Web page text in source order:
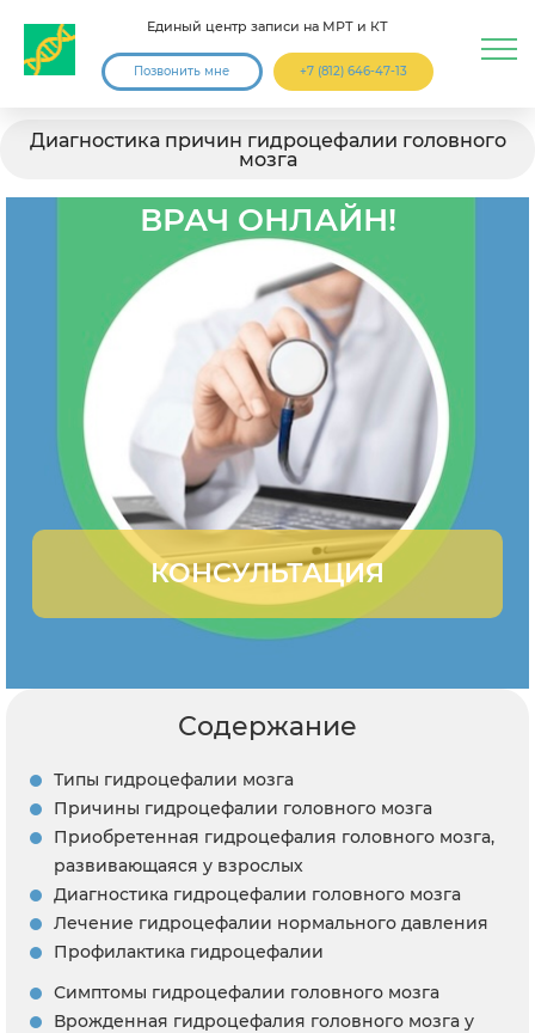
Единый центр записи на МРТ и КТ
Позвонить мне +7 (812) 646-47-13
Диагностика причин гидроцефалии головного
мозга
КОНСУЛЬТАЦИЯ
ВРАЧ ОНЛАЙН!
Содержание
Типы гидроцефалии мозга
Причины гидроцефалии головного мозга
Приобретенная гидроцефалия головного мозга,
развивающаяся у взрослых
Диагностика гидроцефалии головного мозга
Лечение гидроцефалии нормального давления
Профилактика гидроцефалии
Симптомы гидроцефалии головного мозга
Врожденная гидроцефалия головного мозга у